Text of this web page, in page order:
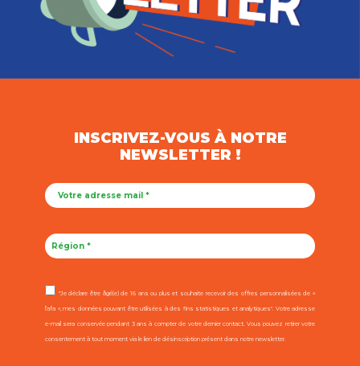
INSCRIVEZ-VOUS À NOTRE
NEWSLETTER !
"Je déclare être âgé(e) de 16 ans ou plus et souhaite recevoir des offres personnalisées de «
l’afa », mes données pouvant être utilisées à des fins statistiques et analytiques". Votre adresse
e-mail sera conservée pendant 3 ans à compter de votre dernier contact. Vous pouvez retirer votre
consentement à tout moment via le lien de désinscription présent dans notre newsletter.